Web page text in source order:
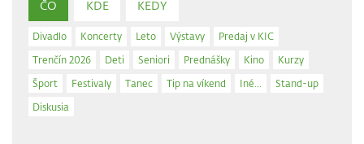
ČO KDE KEDY
Divadlo Koncerty Leto Výstavy
Predaj v KIC
Trenčín 2026
Deti Seniori Prednášky Kino
Kurzy
Šport
Festivaly Tanec Tip na víkend Iné...
Stand-up
Diskusia